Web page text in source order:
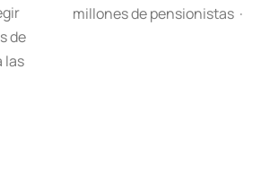
de
las
millones de pensionistas ·